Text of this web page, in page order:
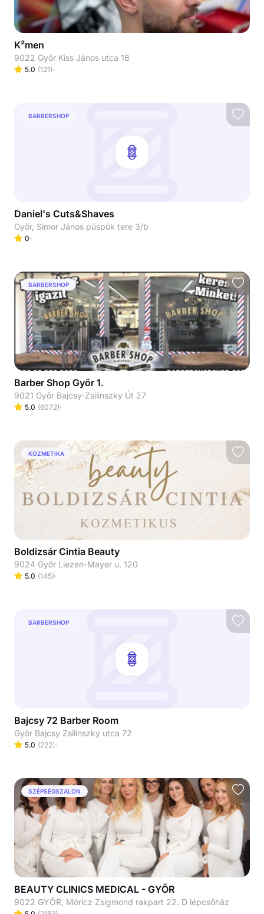
K²men
9022 Győr Kiss János utca 18
5.0 (121)
BARBERSHOP
Daniel's Cuts&Shaves
Győr, Simor János püspök tere 3/b
0
BARBERSHOP
Barber Shop Győr 1.
9021 Győr Bajcsy-Zsilinszky Út 27
5.0 (6072)
KOZMETIKA
Boldizsár Cintia Beauty
9024 Győr Liezen-Mayer u. 120
5.0 (145)
BARBERSHOP
Bajcsy 72 Barber Room
Győr Bajcsy Zsilinszky utca 72
5.0 (222)
SZÉPSÉGSZALON
BEAUTY CLINICS MEDICAL - GYŐR
9022 GYŐR, Móricz Zsigmond rakpart 22. D lépcsőház